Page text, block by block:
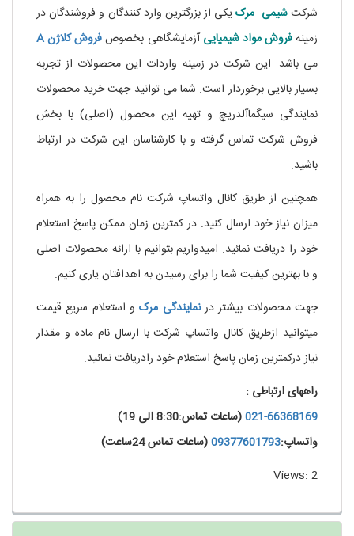
شرکتشیمی مرکیکی از بزرگترین وارد کنندگان و فروشندگان در
زمینهفروشموادشیمیاییآزمایشگاهی بخصوصفروش کلاژن A
می باشد. این شرکت در زمینه واردات این محصولات از تجربه
بسیار بالایی برخوردار است. شما می توانید جهت خرید محصولات
نمایندگی سیگماآلدریچ و تهیه این محصول (اصلی) با بخش
فروش شرکت تماس گرفته و با کارشناسان این شرکت در ارتباط
باشید.
همچنین از طریق کانال واتساپ شرکت نام محصول را به همراه
میزان نیاز خود ارسال کنید. در کمترین زمان ممکن پاسخ استعلام
خود را دریافت نمائید. امیدواریم بتوانیم با ارائه محصولات اصلی
و با بهترین کیفیت شما را برای رسیدن به اهدافتان یاری کنیم.
جهت محصولات بیشتر درنمایندگی مرکو استعلام سریع قیمت
میتوانید ازطریق کانال واتساپ شرکت با ارسال نام ماده و مقدار
نیاز درکمترین زمان پاسخ استعلام خود رادریافت نمائید.
راههای ارتباطی :
021-66368169(ساعات تماس:8:30 الی 19)
واتساپ:09377601793(ساعات تماس 24ساعت)
Views: 2